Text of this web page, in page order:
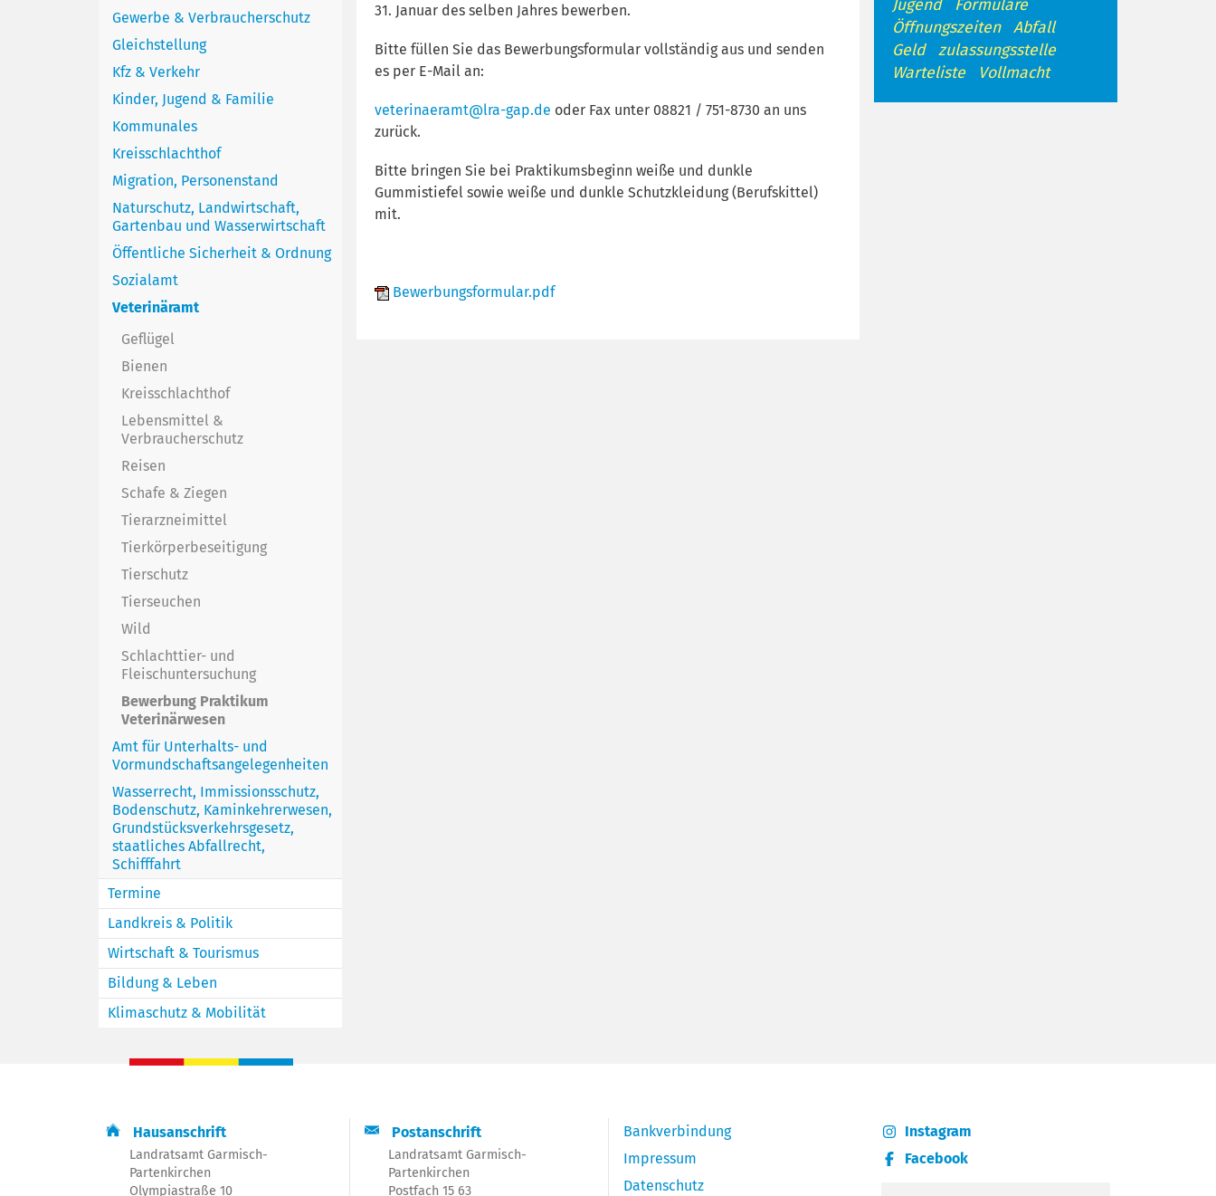
Gewerbe & Verbraucherschutz
Gleichstellung
Kfz & Verkehr
Kinder, Jugend & Familie
Kommunales
Kreisschlachthof
Migration, Personenstand
Naturschutz, Landwirtschaft,
Gartenbau und Wasserwirtschaft
Öffentliche Sicherheit & Ordnung
Sozialamt
Veterinäramt
Geflügel
Bienen
Kreisschlachthof
Lebensmittel &
Verbraucherschutz
Reisen
Schafe & Ziegen
Tierarzneimittel
Tierkörperbeseitigung
Tierschutz
Tierseuchen
Wild
Schlachttier- und
Fleischuntersuchung
Bewerbung Praktikum
Veterinärwesen
Amt für Unterhalts- und
Vormundschaftsangelegenheiten
Wasserrecht, Immissionsschutz,
Bodenschutz, Kaminkehrerwesen,
Grundstücksverkehrsgesetz,
staatliches Abfallrecht,
Schifffahrt
Termine
Landkreis & Politik
Wirtschaft & Tourismus
Bildung & Leben
Klimaschutz & Mobilität
31. Januar des selben Jahres bewerben.
Bitte füllen Sie das Bewerbungsformular vollständig aus und senden
es per E-Mail an:
veterinaeramt@lra-gap.de oder Fax unter 08821 / 751-8730 an uns
zurück.
Bitte bringen Sie bei Praktikumsbeginn weiße und dunkle
Gummistiefel sowie weiße und dunkle Schutzkleidung (Berufskittel)
mit.
Bewerbungsformular.pdf
Jugend
Formulare
Öffnungszeiten
Abfall
Geld
zulassungsstelle
Warteliste
Vollmacht
Hausanschrift
Landratsamt Garmisch-
Partenkirchen
Olympiastraße 10
Postanschrift
Landratsamt Garmisch-
Partenkirchen
Postfach 15 63
Bankverbindung
Impressum
Datenschutz
Instagram
Facebook